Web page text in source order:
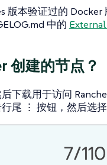
版本验证过的
中的
创建的节点？
下载用于访问
尾 ⋮ 按钮，然后选择